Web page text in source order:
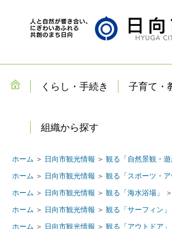
くらし・手続き 子育て・
組織から探す
ホーム ＞ 日向市観光情報 ＞ 観る「自然景観・遊
ホーム ＞ 日向市観光情報 ＞ 観る「スポーツ・ア
ホーム ＞ 日向市観光情報 ＞ 観る「海水浴場」
ホーム ＞ 日向市観光情報 ＞ 観る「サーフィン」
ホーム ＞ 日向市観光情報 ＞ 観る「アウトドア」